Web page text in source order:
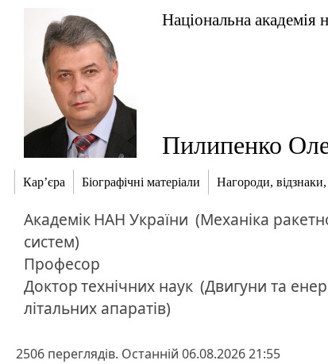
Національна академія
Пилипенко
Кар’єра Біографічні матеріали Нагороди,
АкадемікНАН України (Механіка
систем)
Професор
Доктортехнічних наук (Двигуни та
літальних апаратів)
2506 переглядів. Останній 06.08.2026 21:55